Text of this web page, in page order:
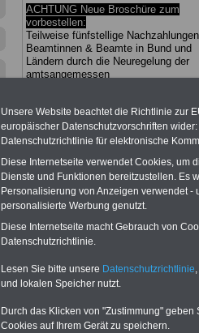
ACHTUNG Neue Broschüre zum
vorbestellen:
Teilweise fünfstellige
Beamtinnen & Beamte in Bund und
Ländern durch die Neuregelung der
amtsangemessen
Besoldung
Unsere Website beachtet die Richtlinie zur
europäischer Datenschutzvorschriften
Datenschutzrichtlinie für elektronische
Diese Internetseite verwendet Cookies, um
Dienste und Funktionen bereitzustellen. Es
Personalisierung von Anzeigen verwendet
personalisierte Werbung genutzt.
Diese Internetseite macht Gebrauch von
Datenschutzrichtlinie.
Lesen Sie bitte unsere Datenschutzrichtlinie
und lokalen Speicher nutzt.
Durch das Klicken von "Zustimmung"
Cookies auf Ihrem Gerät zu speichern.